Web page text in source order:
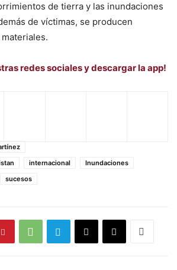
de tierra y las inundaciones
de víctimas, se producen
redes sociales y descargar la app!
internacional
Inundaciones
sucesos